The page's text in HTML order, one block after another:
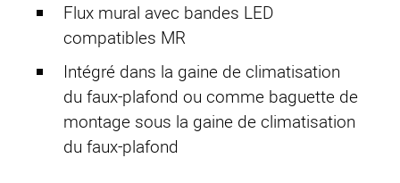
Contact
Projets
Services
Compensation active
Mentions légales
Flux mural avec bandes LED
compatibles MR
Intégré dans la gaine de climatisation
du faux-plafond ou comme baguette de
montage sous la gaine de climatisation
du faux-plafond